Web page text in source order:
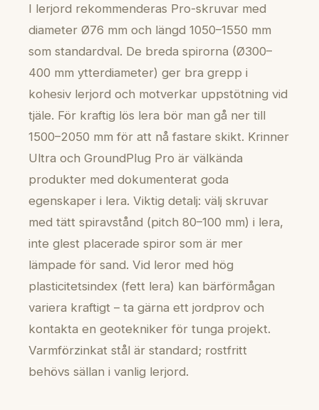
I lerjord rekommenderas Pro-skruvar med
diameter Ø76 mm och längd 1050–1550 mm
som standardval. De breda spirorna (Ø300–
400 mm ytterdiameter) ger bra grepp i
kohesiv lerjord och motverkar uppstötning vid
tjäle. För kraftig lös lera bör man gå ner till
1500–2050 mm för att nå fastare skikt. Krinner
Ultra och GroundPlug Pro är välkända
produkter med dokumenterat goda
egenskaper i lera. Viktig detalj: välj skruvar
med tätt spiravstånd (pitch 80–100 mm) i lera,
inte glest placerade spiror som är mer
lämpade för sand. Vid leror med hög
plasticitetsindex (fett lera) kan bärförmågan
variera kraftigt – ta gärna ett jordprov och
kontakta en geotekniker för tunga projekt.
Varmförzinkat stål är standard; rostfritt
behövs sällan i vanlig lerjord.